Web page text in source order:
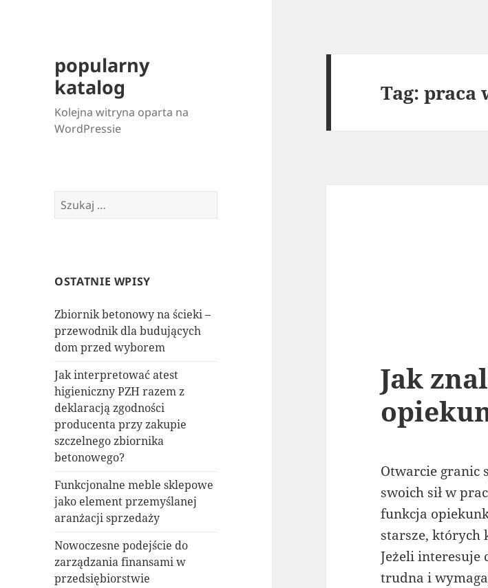
popularny
katalog
Kolejna witryna oparta na
WordPressie
Szukaj:
OSTATNIE WPISY
Zbiornik betonowy na ścieki –
przewodnik dla budujących
dom przed wyborem
Jak interpretować atest
higieniczny PZH razem z
deklaracją zgodności
producenta przy zakupie
szczelnego zbiornika
betonowego?
Funkcjonalne meble sklepowe
jako element przemyślanej
aranżacji sprzedaży
Nowoczesne podejście do
zarządzania finansami w
przedsiębiorstwie
Tag:praca
Jak
Otwarcie granic
swoich sił w
funkcja
starsze, których
Jeżeli interesuje
trudna i